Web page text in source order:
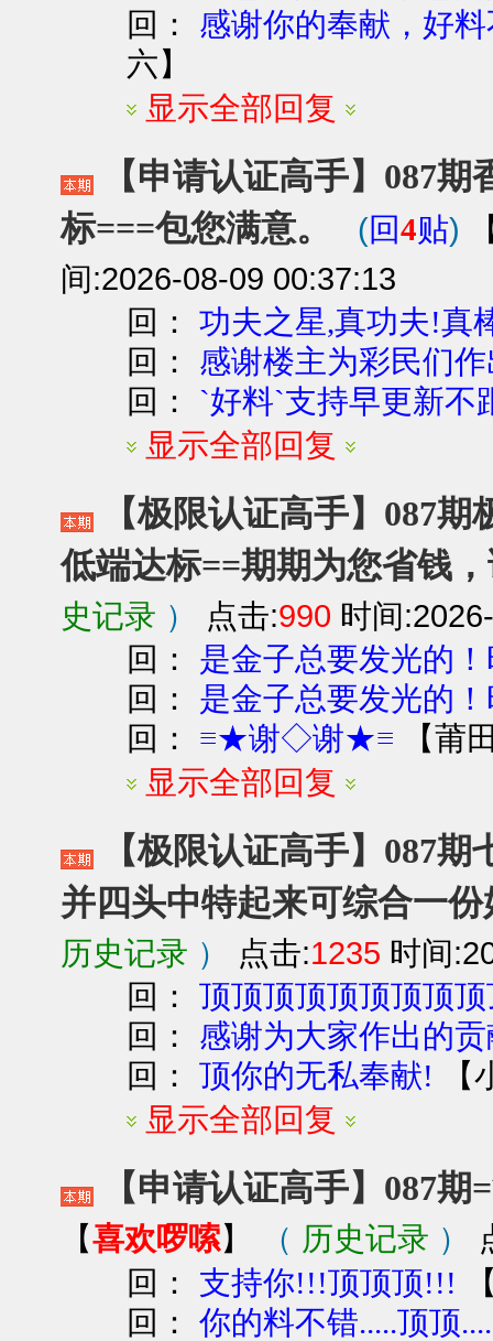
回： 感谢你的奉献，好
六】
显示全部回复
【申请认证高手】087
标===包您满意。
(回4贴)
间:2026-08-09 00:37:13
回：功夫之星,真功夫!真
回： 感谢楼主为彩民们
回： `好料`支持早更新不
显示全部回复
【极限认证高手】087
低端达标==期期为您省钱
史记录 ） 点击:990 时间
回： 是金子总要发光的
回： 是金子总要发光的
回： ≡★谢◇谢★≡ 【莆
显示全部回复
【极限认证高手】087
并四头中特起来可综合一
历史记录 ） 点击:1235 时间
回：顶顶顶顶顶顶顶顶
回： 感谢为大家作出的
回：顶你的无私奉献! 【
显示全部回复
【申请认证高手】087
【喜欢啰嗦】 （ 历史记录 ）
回： 支持你!!!顶顶顶!!!
回：你的料不错.....顶顶